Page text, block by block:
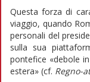
Questa forza di
viaggio, quando
personali del
sulla sua
pontefice «debole
estera» (cf. Regno-